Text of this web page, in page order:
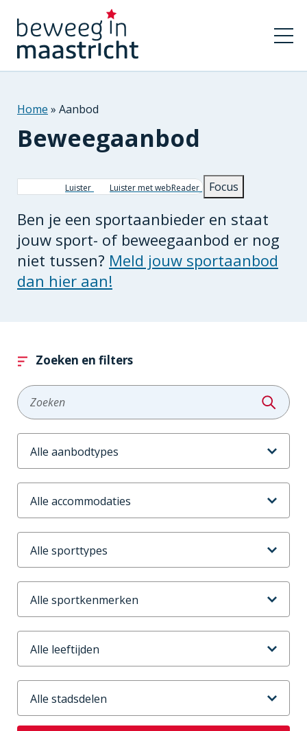
Kruimelpad
Home Aanbod
Beweegaanbod
Luister Luister met webReader Focus
Ben je een sportaanbieder en staat
jouw sport- of beweegaanbod er nog
niet tussen? Meld jouw sportaanbod
dan hier aan!
Zoeken en filters
Zoeken
Aanbodtype
Accommodaties
Sporttype
Sportkenmerken
Leeftijd
Stadsdeel